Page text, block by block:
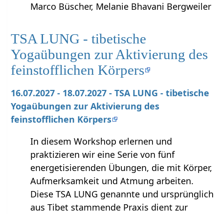
Marco Büscher, Melanie Bhavani Bergweiler
TSA LUNG - tibetische
Yogaübungen zur Aktivierung des
feinstofflichen Körpers
16.07.2027 - 18.07.2027 - TSA LUNG - tibetische
Yogaübungen zur Aktivierung des
feinstofflichen Körpers
In diesem Workshop erlernen und
praktizieren wir eine Serie von fünf
energetisierenden Übungen, die mit Körper,
Aufmerksamkeit und Atmung arbeiten.
Diese TSA LUNG genannte und ursprünglich
aus Tibet stammende Praxis dient zur